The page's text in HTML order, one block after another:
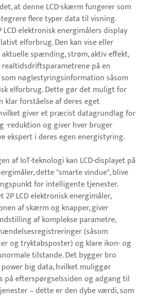
at denne LCD-skærm fungerer som
flere typer data til visning.
LCD elektronisk energimålers display
elforbrug. Den kan vise eller
spænding, strøm, aktiv effekt,
på en
nøglestyringsinformation såsom
elforbrug. Dette gør det muligt for
klar forståelse af deres eget
giver et præcist datagrundlag for
-reduktion og giver hver bruger
ekspert i deres egen energistyring.
af ​​IoT-teknologi kan LCD-displayet på
dette "smarte vindue", blive
for intelligente tjenester.
2P LCD elektronisk energimåler,
af ​​skærm og knapper, giver
af komplekse parametre,
(såsom
og tryktabsposter) og klare ikon- og
tilstande. Det bygger bro
big data, hvilket muliggør
på efterspørgselssiden og adgang til
– dette er den dybe værdi, som